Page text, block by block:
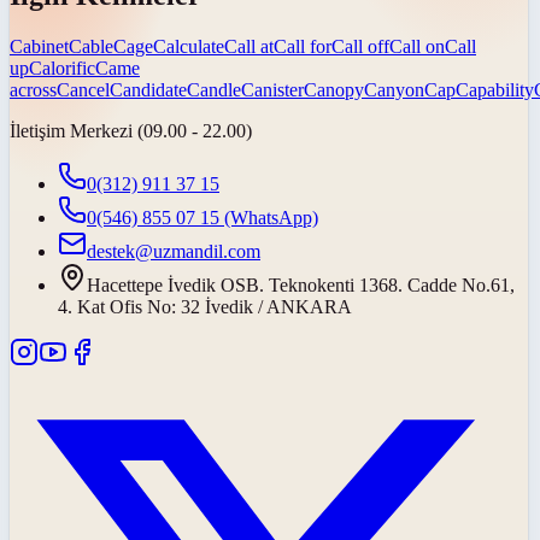
CabinetCableCageCalculateCall atCall forCall offCall onCall
upCalorificCame
acrossCancelCandidateCandleCanisterCanopyCanyonCapCapability
İletişim Merkezi (09.00 - 22.00)
0(312) 911 37 15
0(546) 855 07 15 (WhatsApp)
destek@uzmandil.com
Hacettepe İvedik OSB. Teknokenti 1368. Cadde No.61,
4. Kat Ofis No: 32 İvedik / ANKARA